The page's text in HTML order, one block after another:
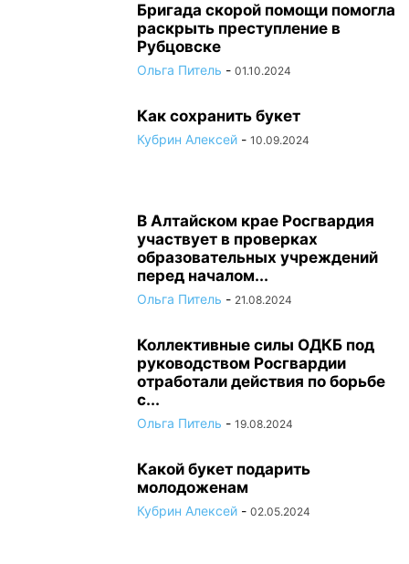
Бригада скорой помощи помогла
раскрыть преступление в
Рубцовске
Ольга Питель - 01.10.2024
Как сохранить букет
Кубрин Алексей - 10.09.2024
В Алтайском крае Росгвардия
участвует в проверках
образовательных учреждений
перед началом...
Ольга Питель - 21.08.2024
Коллективные силы ОДКБ под
руководством Росгвардии
отработали действия по борьбе
с...
Ольга Питель - 19.08.2024
Какой букет подарить
молодоженам
Кубрин Алексей - 02.05.2024